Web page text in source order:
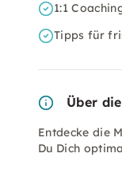
1:1
Tipps für
Über
Entdecke die
Du Dich